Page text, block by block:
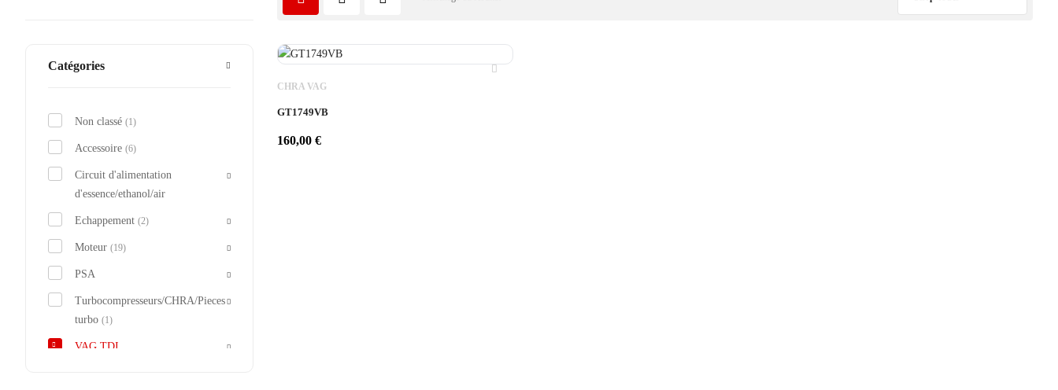
Catégories
Non classé (1)
Accessoire (6)
Circuit d'alimentation
d'essence/ethanol/air
Echappement (2)
Moteur (19)
PSA
Turbocompresseurs/CHRA/Pieces
turbo (1)
VAG TDI
CHRA VAG
GT1749VB
160,00 €